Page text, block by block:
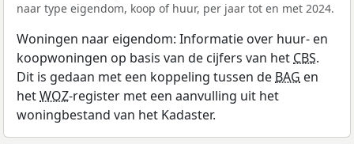
naar type eigendom, koop of huur, per jaar tot en met 2024.
Woningen naar eigendom: Informatie over huur- en
koopwoningen op basis van de cijfers van het CBS.
Dit is gedaan met een koppeling tussen de BAG en
hetWOZ-register met een aanvulling uit het
woningbestand van het Kadaster.